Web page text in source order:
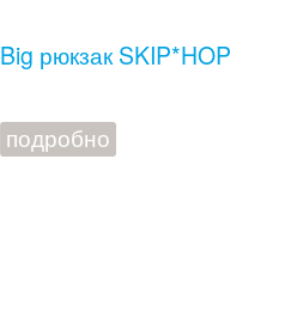
Big рюкзак SKIP*HOP
подробно